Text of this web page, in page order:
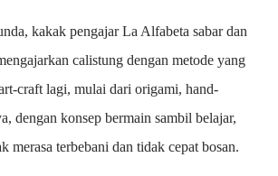
kakak pengajar La Alfabeta sabar dan
calistung dengan metode yang
craft lagi, mulai dari origami, hand-
dengan konsep bermain sambil belajar,
merasa terbebani dan tidak cepat bosan.